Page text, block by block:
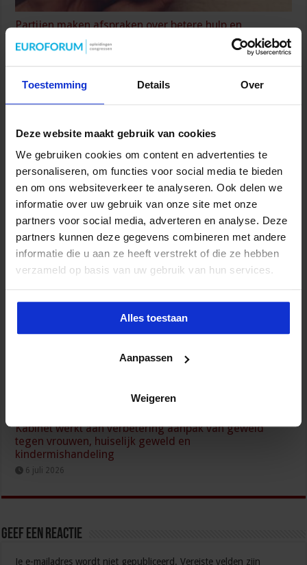
Toestemming Details Over
Deze website maakt gebruik van cookies
We gebruiken cookies om content en advertenties te
personaliseren, om functies voor social media te bieden
en om ons websiteverkeer te analyseren. Ook delen we
informatie over uw gebruik van onze site met onze
partners voor social media, adverteren en analyse. Deze
partners kunnen deze gegevens combineren met andere
informatie die u aan ze heeft verstrekt of die ze hebben
verzameld op basis van uw gebruik van hun services.
Alles toestaan
Aanpassen
Weigeren
Partijen maken afspraken over betere hulp en
bescherming voor kinderen en gezinnen
9 juli 2026
Wijziging Arbobesluit voor invulling dossiers bij
arbeidsongevallen
8 juli 2026
Kabinet werkt aan verbetering aanpak van geweld
tegen vrouwen, huiselijk geweld en
kindermishandeling
6 juli 2026
Geef een reactie
Je e-mailadres wordt niet gepubliceerd. Vereiste velden zijn